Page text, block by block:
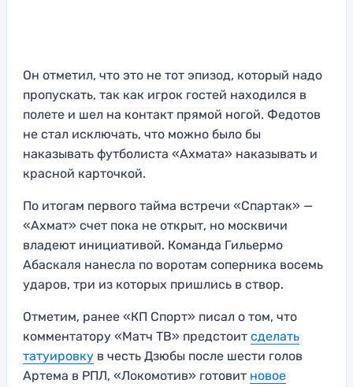
Он отметил, что это не тот эпизод, который надо
пропускать, так как игрок гостей находился в
полете и шел на контакт прямой ногой. Федотов
не стал исключать, что можно было бы
наказывать футболиста «Ахмата» наказывать и
красной карточкой.
По итогам первого тайма встречи «Спартак» —
«Ахмат» счет пока не открыт, но москвичи
владеют инициативой. Команда Гильермо
Абаскаля нанесла по воротам соперника восемь
ударов, три из которых пришлись в створ.
Отметим, ранее «КП Спорт» писал о том, что
комментатору «Матч ТВ» предстоит сделать
татуировку в честь Дзюбы после шести голов
Артема в РПЛ, «Локомотив» готовит новое